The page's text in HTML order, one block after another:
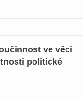
ve věci
politické